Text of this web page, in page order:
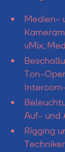
Medien-
vMix,
Ton-
Auf- und
Rigging